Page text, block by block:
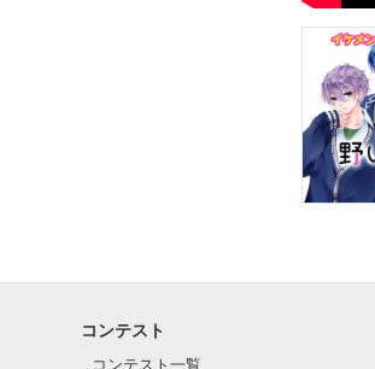
コンテスト
コンテスト一覧